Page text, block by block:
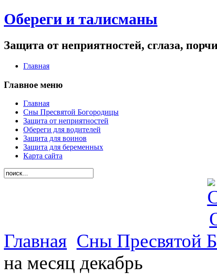
Обереги и талисманы
Защита от неприятностей, сглаза,
Главная
Главное меню
Главная
Сны Пресвятой Богородицы
Защита от неприятностей
Обереги для водителей
Защита для воинов
Защита для беременных
Карта сайта
Главная Сны Пресвятой
на месяц декабрь